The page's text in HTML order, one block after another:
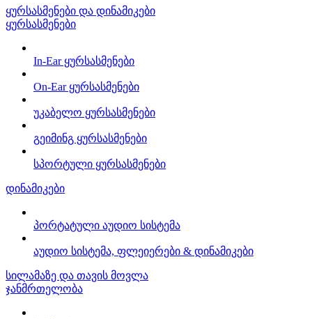
ყურსასმენები და დინამიკები
ყურსასმენები
In-Ear ყურსასმენები
On-Ear ყურსასმენები
უკაბელო ყურსასმენები
გეიმინგ ყურსასმენები
სპორტული ყურსასმენები
დინამიკები
პორტატული აუდიო სისტემა
აუდიო სისტემა, ფლეიერები & დინამიკები
სილამაზე და თავის მოვლა
ჯანმრთელობა